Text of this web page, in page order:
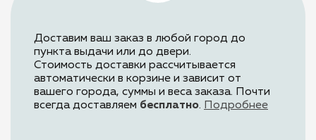
Доставим ваш заказ в любой город до
пункта выдачи или до двери.
Стоимость доставки рассчитывается
автоматически в корзине и зависит от
вашего города, суммы и веса заказа. Почти
всегда доставляем бесплатно. Подробнее